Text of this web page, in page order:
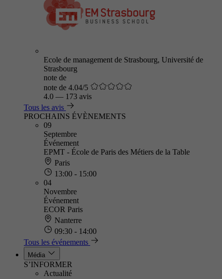
Ecole de management de Strasbourg, Université de
Strasbourg
note de
note de 4.04/5
4.0 — 173 avis
Tous les avis
PROCHAINS ÉVÈNEMENTS
09
Septembre
Événement
EPMT - École de Paris des Métiers de la Table
Paris
13:00 - 15:00
04
Novembre
Événement
ECOR Paris
Nanterre
09:30 - 14:00
Tous les événements
Média
S’INFORMER
Actualité